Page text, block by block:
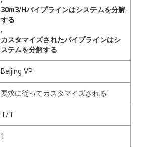
30m3/Hパイプラインはシステムを分解
する
,
カスタマイズされたパイプラインはシ
ステムを分解する
Beijing VP
要求に従ってカスタマイズされる
T/T
1